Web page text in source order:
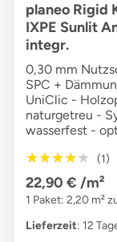
planeo Rigid
IXPE Sunlit
integr.
0,30 mm
SPC +
UniClic -
naturgetreu -
wasserfest -
★★★★★
★★★★★ (1)
22,90 € /m²
1 Paket: 2,20 m²
Lieferzeit: 12